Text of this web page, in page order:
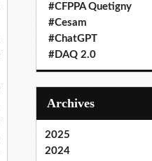
#CFPPA Quetigny
#Cesam
#ChatGPT
#DAQ 2.0
Archives
2025
2024